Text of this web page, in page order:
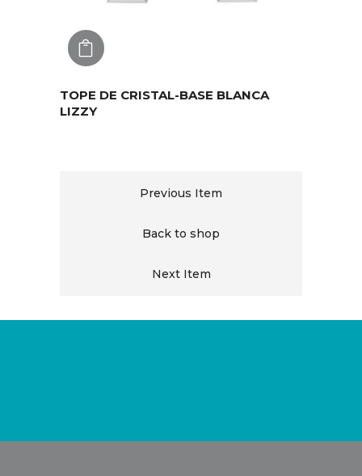
TOPE DE CRISTAL-BASE BLANCA
LIZZY
Previous Item
Back to shop
Next Item